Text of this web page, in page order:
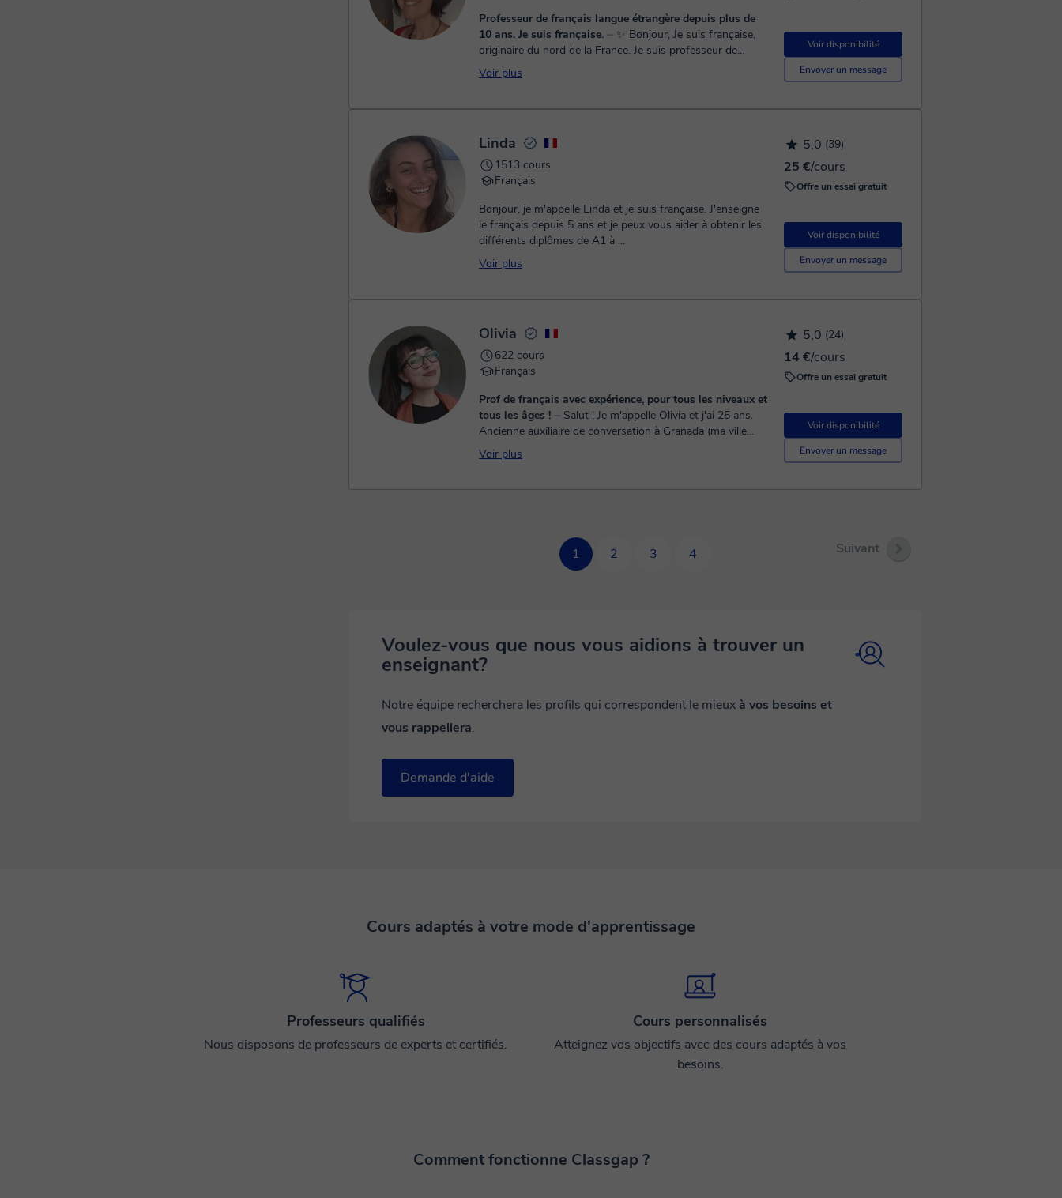
Voir disponibilité
Envoyer un message
Professeur de français langue étrangère depuis plus de
10 ans. Je suis française. ⏤ ✨ Bonjour, Je suis française,
originaire du nord de la France. Je suis professeur de
Français en ligne depuis plus de 10 ans, ✨ Hello, I am
French, ...
Voir plus
5,0 (39)
25 €/cours
Offre un essai gratuit
Voir disponibilité
Envoyer un message
Linda
1513 cours
Français
Bonjour, je m'appelle Linda et je suis française. J'enseigne
le français depuis 5 ans et je peux vous aider à obtenir les
différents diplômes de A1 à ...
Voir plus
5,0 (24)
14 €/cours
Offre un essai gratuit
Voir disponibilité
Envoyer un message
Olivia
622 cours
Français
Prof de français avec expérience, pour tous les niveaux et
tous les âges ! ⏤ Salut ! Je m'appelle Olivia et j'ai 25 ans.
Ancienne auxiliaire de conversation à Granada (ma ville
préférée) et Madrid (Espagne), je suis passionné...
Voir plus
1 2 3 4 Suivant
Voulez-vous que nous vous aidions à trouver un
enseignant?
Notre équipe recherchera les profils qui correspondent le mieux à vos besoins et
vous rappellera.
Demande d'aide
Cours adaptés à votre mode d'apprentissage
Professeurs qualifiés
Nous disposons de professeurs de experts et certifiés.
Cours personnalisés
Atteignez vos objectifs avec des cours adaptés à vos
besoins.
Comment fonctionne Classgap ?